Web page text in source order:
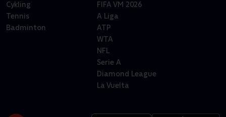
Cykling
Tennis
Badminton
FIFA VM 2026
A Liga
ATP
WTA
NFL
Serie A
Diamond League
La Vuelta